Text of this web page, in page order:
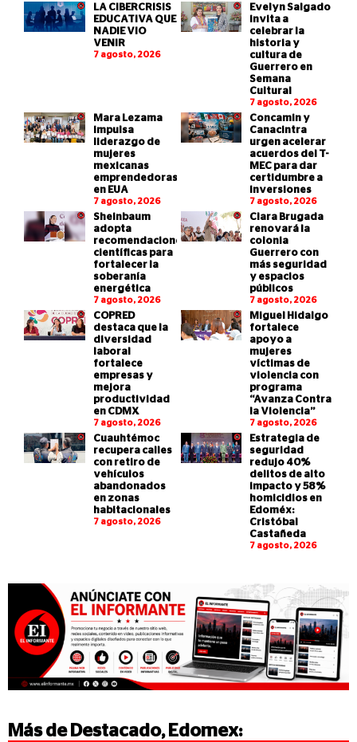
LA CIBERCRISIS
EDUCATIVA QUE
NADIE VIO
VENIR
7 agosto, 2026
Evelyn Salgado
invita a
celebrar la
historia y
cultura de
Guerrero en
Semana
Cultural
7 agosto, 2026
Mara Lezama
impulsa
liderazgo de
mujeres
mexicanas
emprendedoras
en EUA
7 agosto, 2026
Concamin y
Canacintra
urgen acelerar
acuerdos del T-
MEC para dar
certidumbre a
inversiones
7 agosto, 2026
Sheinbaum
adopta
recomendaciones
científicas para
fortalecer la
soberanía
energética
7 agosto, 2026
Clara Brugada
renovará la
colonia
Guerrero con
más seguridad
y espacios
públicos
7 agosto, 2026
COPRED
destaca que la
diversidad
laboral
fortalece
empresas y
mejora
productividad
en CDMX
7 agosto, 2026
Miguel Hidalgo
fortalece
apoyo a
mujeres
víctimas de
violencia con
programa
“Avanza Contra
la Violencia”
7 agosto, 2026
Cuauhtémoc
recupera calles
con retiro de
vehículos
abandonados
en zonas
habitacionales
7 agosto, 2026
Estrategia de
seguridad
redujo 40%
delitos de alto
impacto y 58%
homicidios en
Edoméx:
Cristóbal
Castañeda
7 agosto, 2026
Más de Destacado, Edomex: